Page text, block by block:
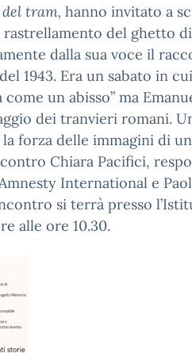
tram, hanno invitato a
del ghetto
dalla sua voce il
1943. Era un sabato in
un abisso” ma
dei tranvieri romani.
forza delle immagini di
Chiara Pacifici,
International e
si terrà presso
alle ore 10.30.